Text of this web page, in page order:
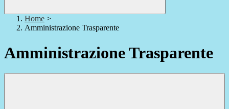
Home >
Amministrazione Trasparente
Amministrazione Trasparente